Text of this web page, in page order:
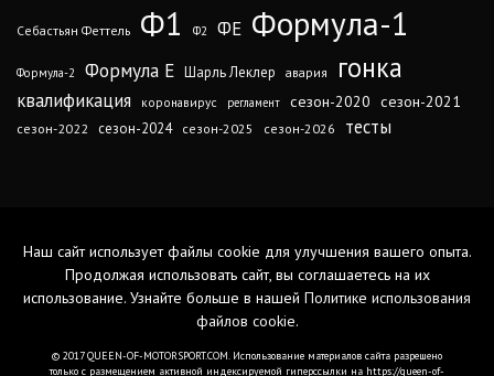
Себастьян Феттель Ф1 Ф2 ФЕ Формула-1
Формула-2 Формула Е Шарль Леклер авария гонка
квалификация коронавирус регламент сезон-2020 сезон-2021
сезон-2022 сезон-2024 сезон-2025 сезон-2026 тесты
Наш сайт использует файлы cookie для улучшения вашего опыта.
Продолжая использовать сайт, вы соглашаетесь на их
использование. Узнайте больше в нашей Политике использования
файлов cookie.
© 2017 QUEEN-OF-MOTORSPORT.COM. Использование материалов сайта разрешено
только с размещением активной индексируемой гиперссылки на https://queen-of-